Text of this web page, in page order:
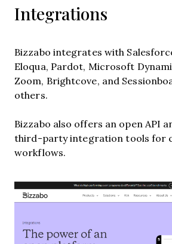
Integrations
Bizzabo integrates with
Eloqua, Pardot, Microsoft
Zoom, Brightcove, and
others.
Bizzabo also offers an open API
third-party integration tools for
workflows.